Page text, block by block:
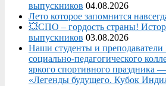
выпускников 04.08.2026
Лето которое запомнится
💥СПО – гордость страны!
выпускников 03.08.2026
Наши студенты и преподаватели
социально‑педагогического
яркого спортивного праздника
«Легенды будущего. Кубок